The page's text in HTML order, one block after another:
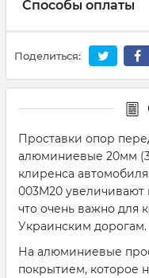
Способы оплаты
Поделиться:
Проставки опор
алюминиевые 20мм
клиренса
003M20
что очень важно для
Украинским дорогам.
На алюминиевые
покрытием, которое